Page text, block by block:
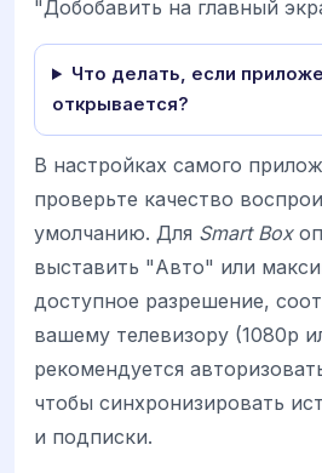
"Добобавить на главный
Что делать, если
открывается?
В настройках самого
проверьте качество
умолчанию. Для Smart Box
выставить "Авто" или
доступное разрешение,
вашему телевизору (1080p
рекомендуется
чтобы синхронизировать
и подписки.